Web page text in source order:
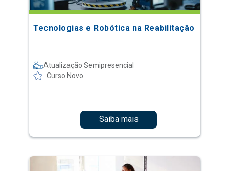
Tecnologias e Robótica na Reabilitação
Atualização Semipresencial
Curso Novo
Saiba mais